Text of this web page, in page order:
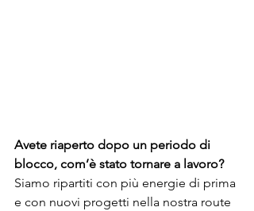
Avete riaperto dopo un periodo di
blocco, com’è stato tornare a lavoro?
Siamo ripartiti con più energie di prima
e con nuovi progetti nella nostra route